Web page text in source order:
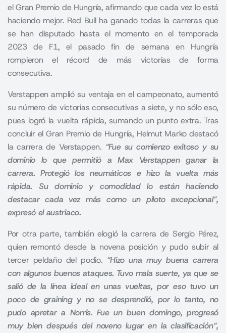
el Gran Premio de Hungría, afirmando que cada vez lo está
haciendo mejor. Red Bull ha ganado todas la carreras que
se han disputado hasta el momento en el temporada
2023 de F1, el pasado fin de semana en Hungría
rompieron el récord de más victorias de forma
consecutiva.
Verstappen amplió su ventaja en el campeonato, aumentó
su número de victorias consecutivas a siete, y no sólo eso,
pues logró la vuelta rápida, sumando un punto extra. Tras
concluir el Gran Premio de Hungría, Helmut Marko destacó
la carrera de Verstappen. “Fue su comienzo exitoso y su
dominio lo que permitió a Max Verstappen ganar la
carrera. Protegió los neumáticos e hizo la vuelta más
rápida. Su dominio y comodidad lo están haciendo
destacar cada vez más como un piloto excepcional”,
expresó el austriaco.
Por otra parte, también elogió la carrera de Sergio Pérez,
quien remontó desde la novena posición y pudo subir al
tercer peldaño del podio. “Hizo una muy buena carrera
con algunos buenos ataques. Tuvo mala suerte, ya que se
salió de la línea ideal en unas vueltas, por eso tuvo un
poco de graining y no se desprendió, por lo tanto, no
pudo apretar a Norris. Fue un buen domingo, progresó
muy bien después del noveno lugar en la clasificación”,